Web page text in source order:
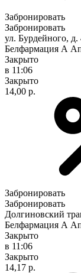
Забронировать
Забронировать
ул. Бурдейного,
Белфармация А
Закрыто
в 11:06
Закрыто
14,00 р.
Забронировать
Забронировать
Долгиновский
Белфармация А
Закрыто
в 11:06
Закрыто
14,17 р.